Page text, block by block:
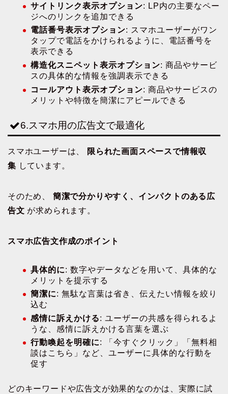
サイトリンク表示オプション: LP内の主要なペー
ジへのリンクを追加できる
電話番号表示オプション: スマホユーザーがワン
タップで電話をかけられるように、電話番号を
表示できる
構造化スニペット表示オプション: 商品やサービ
スの具体的な情報を強調表示できる
コールアウト表示オプション: 商品やサービスの
メリットや特徴を簡潔にアピールできる
6.スマホ用の広告文で最適化
スマホユーザーは、
限られた画面スペースで情報収
集 しています。
そのため、 簡潔で分かりやすく、インパクトのある広
告文 が求められます。
スマホ広告文作成のポイント
具体的に: 数字やデータなどを用いて、具体的な
メリットを提示する
簡潔に: 無駄な言葉は省き、伝えたい情報を絞り
込む
感情に訴えかける: ユーザーの共感を得られるよ
うな、感情に訴えかける言葉を選ぶ
行動喚起を明確に: 「今すぐクリック」「無料相
談はこちら」など、ユーザーに具体的な行動を
促す
どのキーワードや広告文が効果的なのかは、実際に試